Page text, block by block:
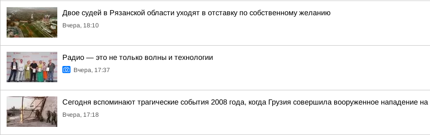
Двое судей в Рязанской области уходят в отставку по собственному желанию
Вчера, 18:10
Радио — это не только волны и технологии
Вчера, 17:37
Сегодня вспоминают трагические события 2008 года, когда Грузия совершила вооруженное нападение
Вчера, 17:18